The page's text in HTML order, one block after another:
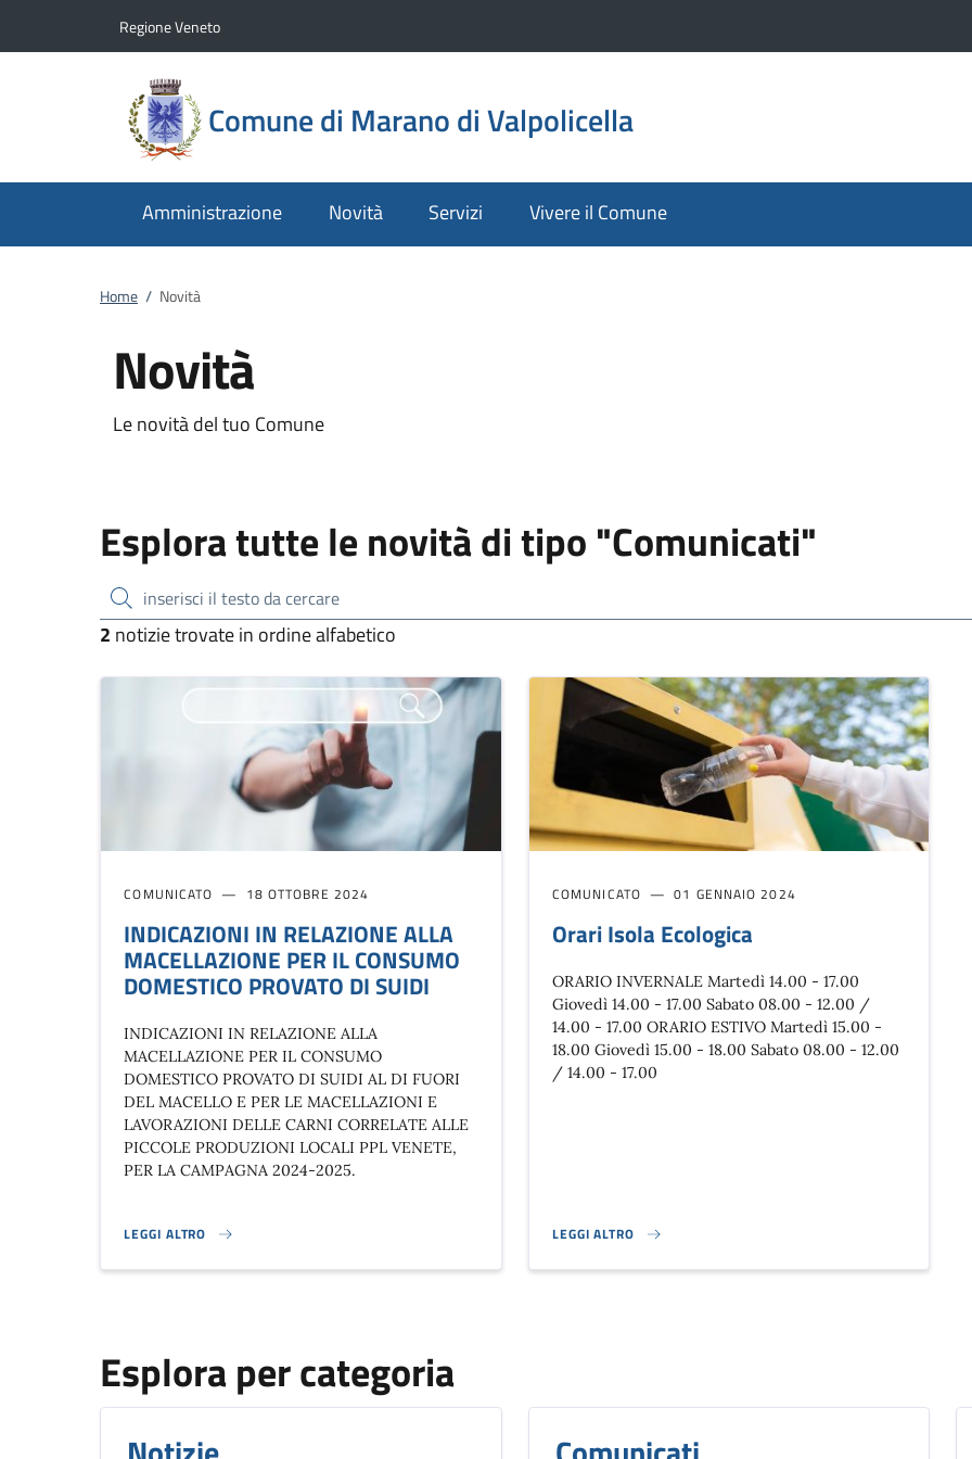
Regione Veneto
Comune di Marano di Valpolicella
Amministrazione Novità Servizi Vivere il Comune
Home / Novità
Novità
Le novità del tuo Comune
Esplora tutte le novità di tipo "Comunicati"
inserisci il testo da cercare
2 notizie trovate in ordine alfabetico
COMUNICATO 18 OTTOBRE 2024
INDICAZIONI IN RELAZIONE ALLA
MACELLAZIONE PER IL CONSUMO
DOMESTICO PROVATO DI SUIDI
INDICAZIONI IN RELAZIONE ALLA
MACELLAZIONE PER IL CONSUMO
DOMESTICO PROVATO DI SUIDI AL DI FUORI
DEL MACELLO E PER LE MACELLAZIONI E
LAVORAZIONI DELLE CARNI CORRELATE ALLE
PICCOLE PRODUZIONI LOCALI PPL VENETE,
PER LA CAMPAGNA 2024-2025.
LEGGI ALTRO
INDICAZIONI IN RELAZIONE ALLA MACELLAZIONE PER IL CONSUMO DOMESTICO PROVATO DI SUIDI}
COMUNICATO 01 GENNAIO 2024
Orari Isola Ecologica
ORARIO INVERNALE Martedì 14.00 - 17.00
Giovedì 14.00 - 17.00 Sabato 08.00 - 12.00 /
14.00 - 17.00 ORARIO ESTIVO Martedì 15.00 -
18.00 Giovedì 15.00 - 18.00 Sabato 08.00 - 12.00
/ 14.00 - 17.00
LEGGI ALTRO
ORARI ISOLA ECOLOGICA}
Esplora per categoria